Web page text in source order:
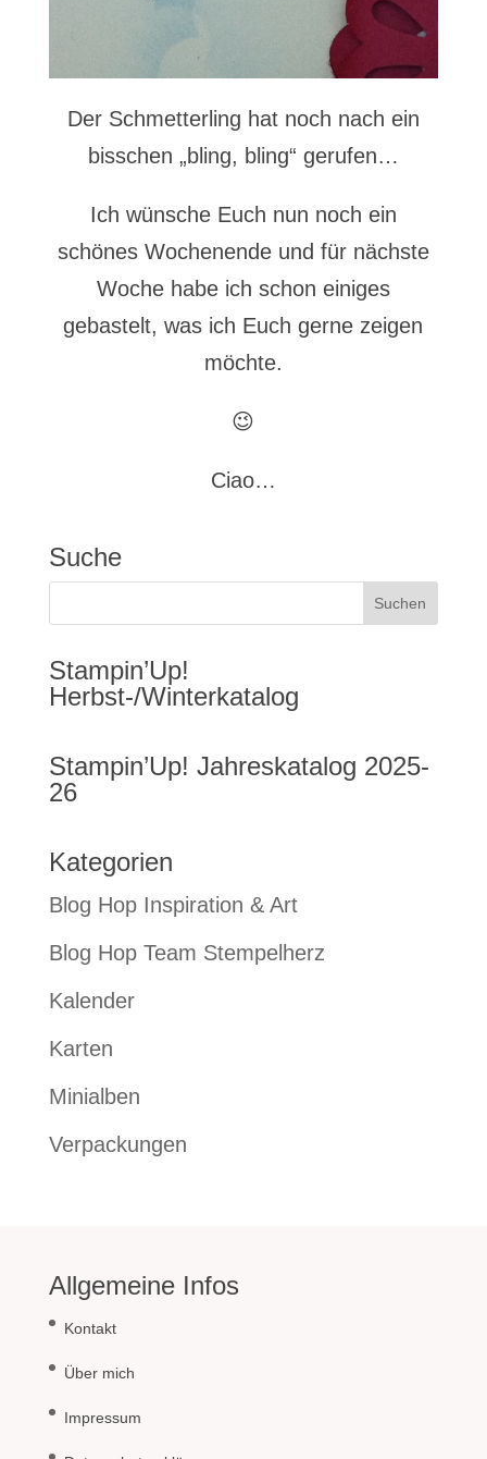
Der Schmetterling hat noch nach ein
bisschen „bling, bling“ gerufen…
Ich wünsche Euch nun noch ein
schönes Wochenende und für nächste
Woche habe ich schon einiges
gebastelt, was ich Euch gerne zeigen
möchte.
😉
Ciao…
Suche
Stampin’Up!
Herbst-/Winterkatalog
Stampin’Up! Jahreskatalog 2025-
26
Kategorien
Blog Hop Inspiration & Art
Blog Hop Team Stempelherz
Kalender
Karten
Minialben
Verpackungen
Allgemeine Infos
Kontakt
Über mich
Impressum